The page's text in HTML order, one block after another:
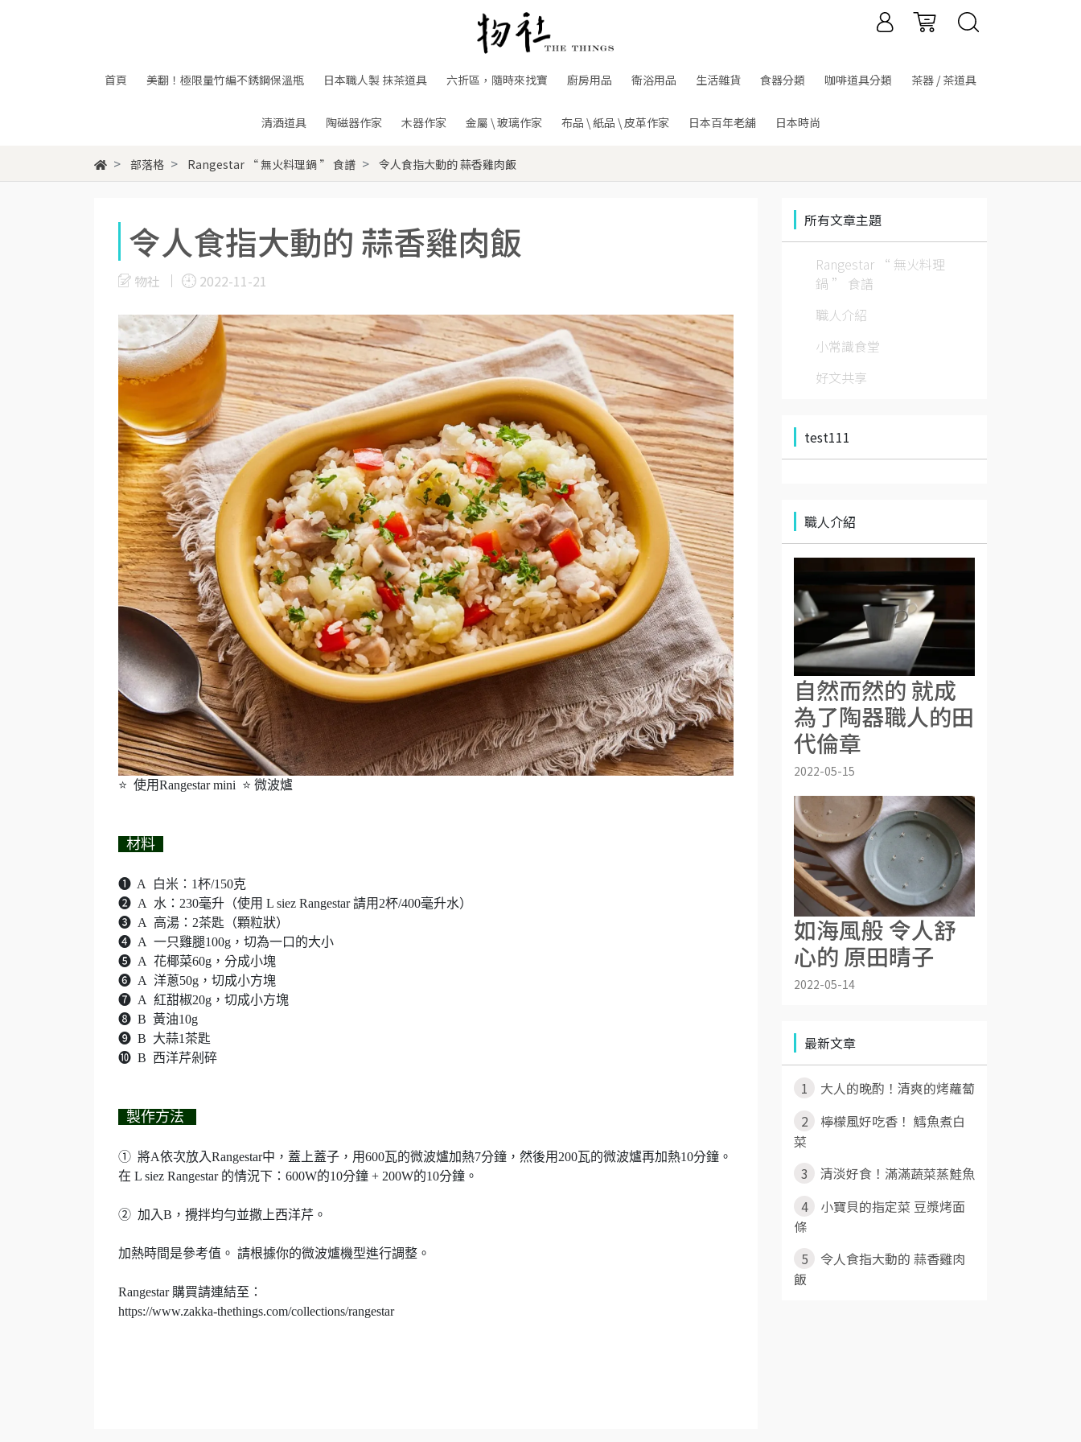
首頁 美翻！極限量竹編不銹鋼保溫瓶 日本職人製 抹茶道具 六折區，隨時來找寶 廚房用品 衛浴用品 生活雜貨 食器分類 咖啡道具分類 茶器 / 茶道具
清酒道具 陶磁器作家 木器作家 金屬 \ 玻璃作家 布品 \ 紙品 \ 皮革作家 日本百年老舖 日本時尚
部落格 Rangestar “ 無火料理鍋 ” 食譜 令人食指大動的 蒜香雞肉飯
令人食指大動的 蒜香雞肉飯
物社 2022-11-21
⭐ 使用Rangestar mini ⭐ 微波爐
材料
➊ A 白米：1杯/150克
➋ A 水：230毫升（使用 L siez Rangestar 請用2杯/400毫升水）
➌ A 高湯：2茶匙（顆粒狀）
➍ A 一只雞腿100g，切為一口的大小
➎ A 花椰菜60g，分成小塊
➏ A 洋蔥50g，切成小方塊
➐ A 紅甜椒20g，切成小方塊
➑ B 黃油10g
➒ B 大蒜1茶匙
➓ B 西洋芹剁碎
製作方法
➀ 將A依次放入Rangestar中，蓋上蓋子，用600瓦的微波爐加熱7分鐘，然後用200瓦的微波爐再加熱10分鐘。
在 L siez Rangestar 的情況下：600W的10分鐘 + 200W的10分鐘。
➁ 加入B，攪拌均勻並撒上西洋芹。
加熱時間是參考值。 請根據你的微波爐機型進行調整。
Rangestar 購買請連結至：
https://www.zakka-thethings.com/collections/rangestar
所有文章主題
Rangestar “ 無火料理
鍋 ” 食譜
職人介紹
小常識食堂
好文共享
test111
職人介紹
自然而然的 就成
為了陶器職人的田
代倫章
2022-05-15
如海風般 令人舒
心的 原田晴子
2022-05-14
最新文章
1
大人的晚酌！清爽的烤蘿蔔
2
檸檬風好吃香！ 鱈魚煮白
菜
3
清淡好食！滿滿蔬菜蒸鮭魚
4
小寶貝的指定菜 豆漿烤面
條
5
令人食指大動的 蒜香雞肉
飯